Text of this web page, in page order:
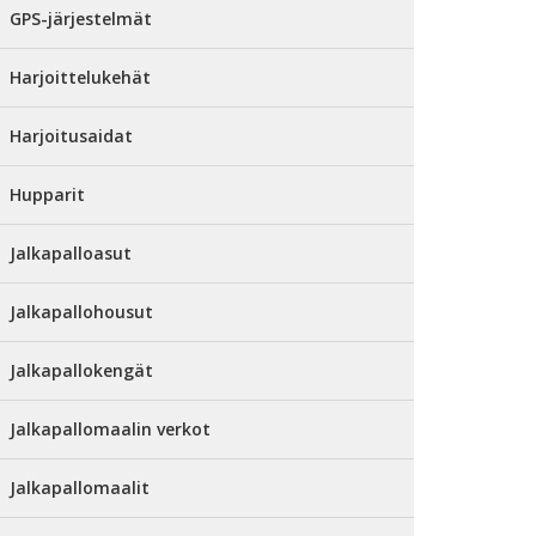
GPS-järjestelmät
Harjoittelukehät
Harjoitusaidat
Hupparit
Jalkapalloasut
Jalkapallohousut
Jalkapallokengät
Jalkapallomaalin verkot
Jalkapallomaalit